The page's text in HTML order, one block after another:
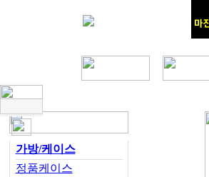
가방/케이스
정품케이스